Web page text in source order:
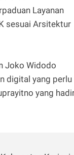
Layanan
sesuai Arsitektur
Joko Widodo
digital yang perlu
yang